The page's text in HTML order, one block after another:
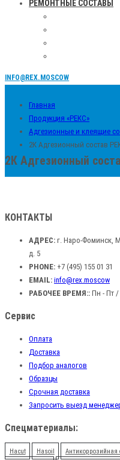
РЕМОНТНЫЕ СОСТАВЫ
INFO@REX.MOSCOW
Главная
Продукция «РЕКС»
Адгезионные и клеящие
2К Адгезионный состав
2К Адгезионный
КОНТАКТЫ
АДРЕС: г. Наро-Фоминск,
д. 5
PHONE: +7 (495) 155 01 31
EMAIL: info@rex.moscow
РАБОЧЕЕ ВРЕМЯ:: Пн - Пт /
Сервис
Оплата
Доставка
Подбор аналогов
Образцы
Срочная доставка
Запросить выезд
Спецматериалы:
Hacut Hasoil Антикоррозийная